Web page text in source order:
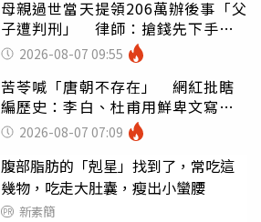
母親過世當天提領206萬辦後事「父
子遭判刑」 律師：搶錢先下手是
罪 2026-08-07 09:55
苦苓喊「唐朝不存在」 網紅批瞎
編歷史：李白、杜甫用鮮卑文寫
詩？2026-08-07 07:09
腹部脂肪的「剋星」找到了，常吃這
幾物，吃走大肚囊，瘦出小蠻腰
新素簡